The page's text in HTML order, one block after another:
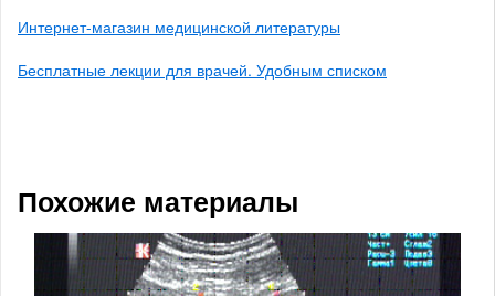
Интернет-магазин медицинской литературы
Бесплатные лекции для врачей. Удобным списком
Похожие материалы